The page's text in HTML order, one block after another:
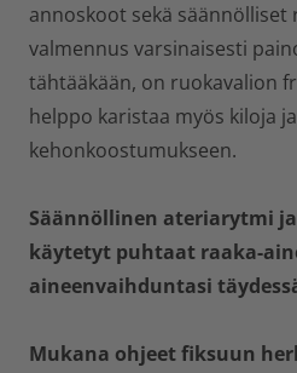
annoskoot sekä säännölliset
valmennus varsinaisesti
tähtääkään, on ruokavalion
helppo karistaa myös kiloja
kehonkoostumukseen.
Säännöllinen ateriarytmi
käytetyt puhtaat raaka-
aineenvaihduntasi
Mukana ohjeet fiksuun